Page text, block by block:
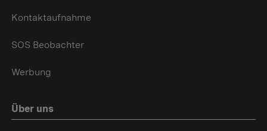
Kontaktaufnahme
SOS Beobachter
Werbung
Über uns